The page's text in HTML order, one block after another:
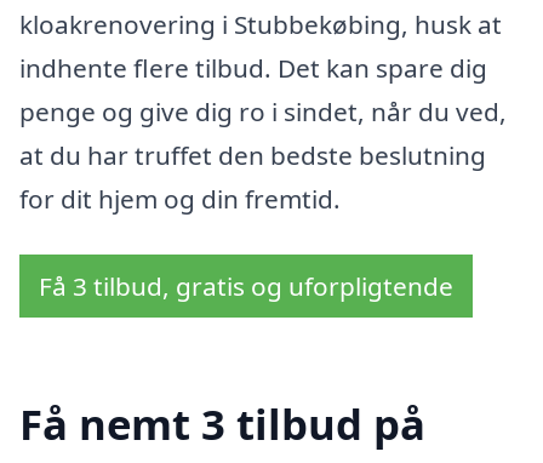
kloakrenovering i Stubbekøbing, husk at
indhente flere tilbud. Det kan spare dig
penge og give dig ro i sindet, når du ved,
at du har truffet den bedste beslutning
for dit hjem og din fremtid.
Få 3 tilbud, gratis og uforpligtende
Få nemt 3 tilbud på